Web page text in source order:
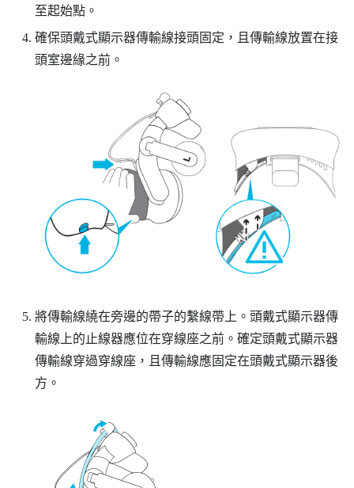
至起始點。
確保頭戴式顯示器傳輸線接頭固定，且傳輸線放置在接
頭室邊緣之前。
將傳輸線繞在旁邊的帶子的繫線帶上。頭戴式顯示器傳
輸線上的止線器應位在穿線座之前。確定頭戴式顯示器
傳輸線穿過穿線座，且傳輸線應固定在頭戴式顯示器後
方。